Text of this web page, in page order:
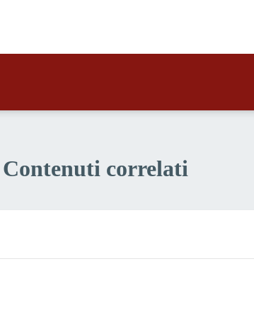
Contenuti correlati